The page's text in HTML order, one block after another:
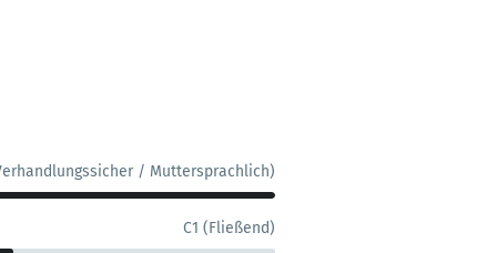
/ Muttersprachlich)
C1 (Fließend)